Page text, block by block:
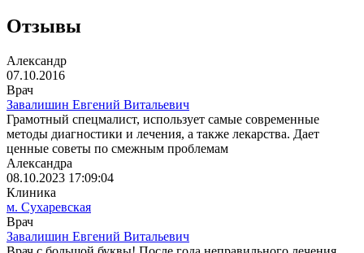
Отзывы
Александр
07.10.2016
Врач
Завалишин Евгений Витальевич
Грамотный спецмалист, использует самые современные
методы диагностики и лечения, а также лекарства. Дает
ценные советы по смежным проблемам
Александра
08.10.2023 17:09:04
Клиника
м. Сухаревская
Врач
Завалишин Евгений Витальевич